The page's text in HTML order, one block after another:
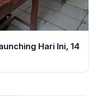
Hari Ini, 14